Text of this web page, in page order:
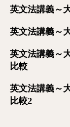
英文法講義～
英文法講義～
英文法講義～
比較
英文法講義～
比較2